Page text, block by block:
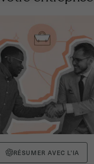
RÉSUMER AVEC L'IA